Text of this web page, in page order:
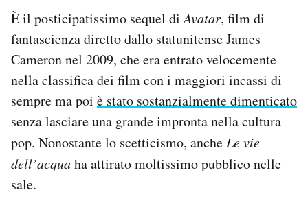
È il posticipatissimo sequel diAvatar, film di
fantascienza diretto dallo statunitense James
Cameron nel 2009, che era entrato velocemente
nella classifica dei film con i maggiori incassi di
sempre ma poi è stato sostanzialmente dimenticato
senza lasciare una grande impronta nella cultura
pop. Nonostante lo scetticismo, anche Le vie
dell’acquaha attirato moltissimo pubblico nelle
sale.